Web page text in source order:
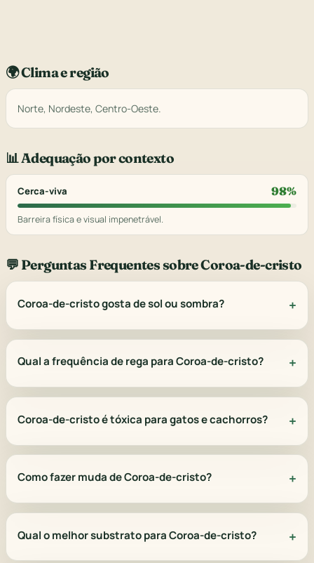
🌍 Clima e região
Norte, Nordeste, Centro-Oeste.
📊 Adequação por contexto
Cerca-viva 98%
Barreira física e visual impenetrável.
💬 Perguntas Frequentes sobre Coroa-de-cristo
Coroa-de-cristo gosta de sol ou sombra?
Qual a frequência de rega para Coroa-de-cristo?
Coroa-de-cristo é tóxica para gatos e cachorros?
Como fazer muda de Coroa-de-cristo?
Qual o melhor substrato para Coroa-de-cristo?